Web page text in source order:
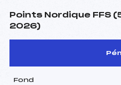
Points Nordique FFS
2026)
Fond